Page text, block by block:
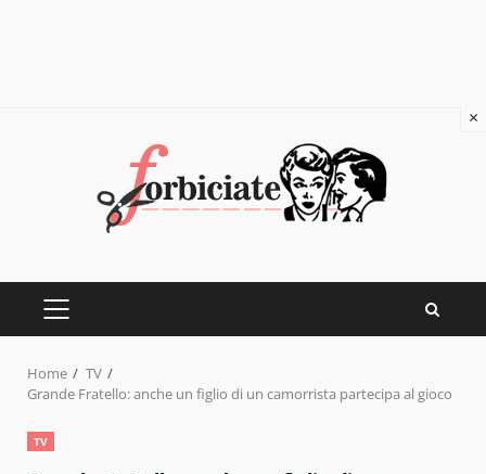
PRIMARY
Home
TV
Grande Fratello: anche un figlio di un camorrista partecipa al gioco
TV
×